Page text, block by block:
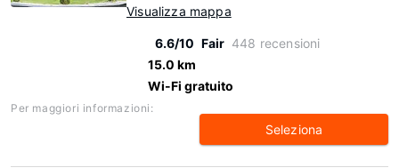
Visualizza mappa
6.6/10 Fair 448 recensioni
15.0 km
Wi-Fi gratuito
Per maggiori informazioni:
Seleziona